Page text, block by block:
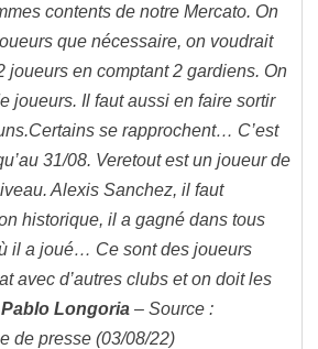
contents de notre Mercato. On
que nécessaire, on voudrait
joueurs en comptant 2 gardiens. On
joueurs. Il faut aussi en faire sortir
se rapprochent… C’est
31/08. Veretout est un joueur de
Alexis Sanchez, il faut
historique, il a gagné dans tous
il a joué… Ce sont des joueurs
avec d’autres clubs et on doit les
Pablo Longoria – Source :
de presse (03/08/22)